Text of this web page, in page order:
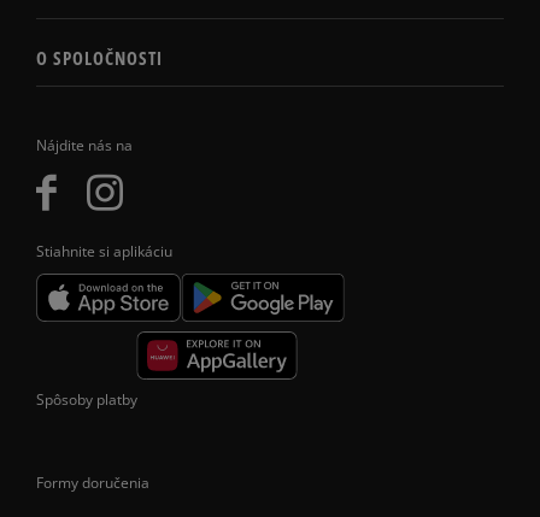
Nájdite nás na
Stiahnite si aplikáciu
O SPOLOČNOSTI
Spôsoby platby
Formy doručenia